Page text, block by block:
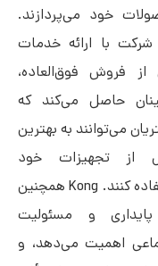
خود می‌پردازند.
شرکت با ارائه خدمات
فروش فوق‌العاده،
حاصل می‌کند که
می‌توانند به بهترین
از تجهیزات خود
استفاده کنند. Kong همچنین
و مسئولیت
اهمیت می‌دهد، و